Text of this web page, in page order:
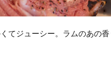
てジューシー。ラムのあの